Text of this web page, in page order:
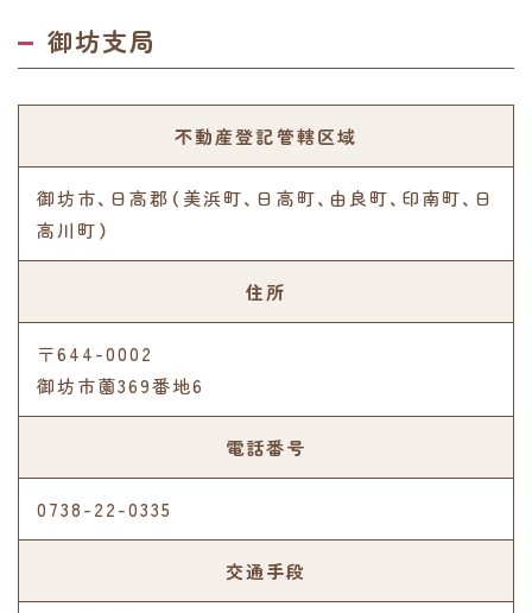
御坊支局
不動産登記管轄区域
御坊市、日高郡（美浜町、日高町、由良町、印南町、日
高川町）
住所
〒644-0002
御坊市薗369番地6
電話番号
0738-22-0335
交通手段